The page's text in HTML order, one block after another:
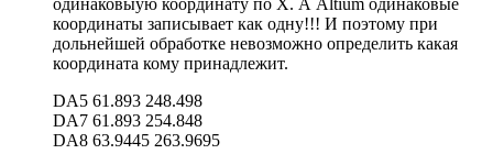
координаты записывает как одну!!! И поэтому при
дольнейшей обработке невозможно определить какая
координата кому принадлежит.
DA5 61.893 248.498
DA7 61.893 254.848
DA8 63.9445 263.9695